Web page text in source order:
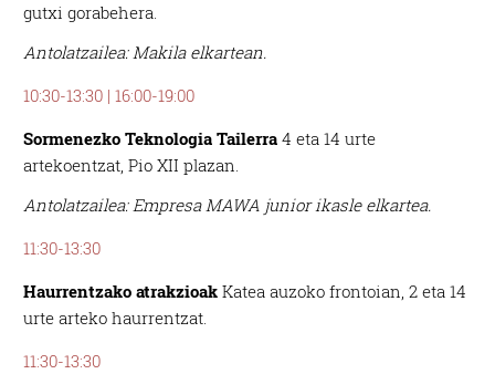
gutxi gorabehera.
Antolatzailea: Makila elkartean.
10:30-13:30 | 16:00-19:00
Sormenezko Teknologia Tailerra 4 eta 14 urte
artekoentzat, Pio XII plazan.
Antolatzailea: Empresa MAWA junior ikasle elkartea.
11:30-13:30
Haurrentzako atrakzioak Katea auzoko frontoian, 2 eta 14
urte arteko haurrentzat.
11:30-13:30